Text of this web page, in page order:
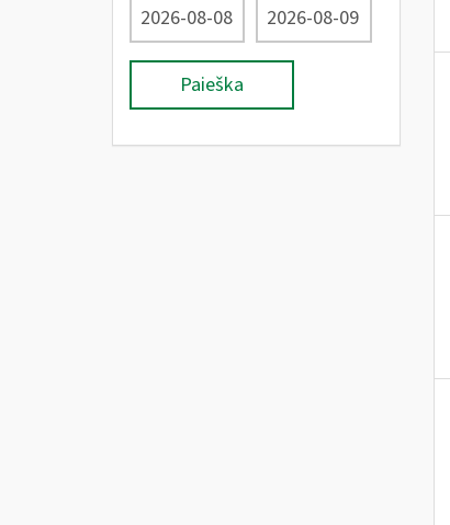
Paieška